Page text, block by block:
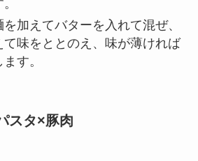
加えてバターを入れて混ぜ、
味をととのえ、味が薄ければ
す。
スタ×豚肉